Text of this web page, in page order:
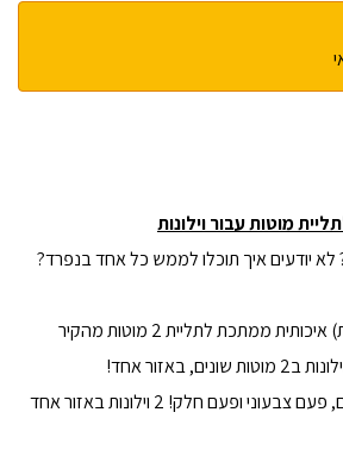
מוטות עבור וילונות
2 וילונות? לא יודעים איך תוכלו לממש כל אחד בנפרד?
ממתכת לתליית 2 מוטות מהקיר
פעם מואר יותר ופעם עמום, פעם צבעוני ופעם חלק! 2 וילונות באזור אחד